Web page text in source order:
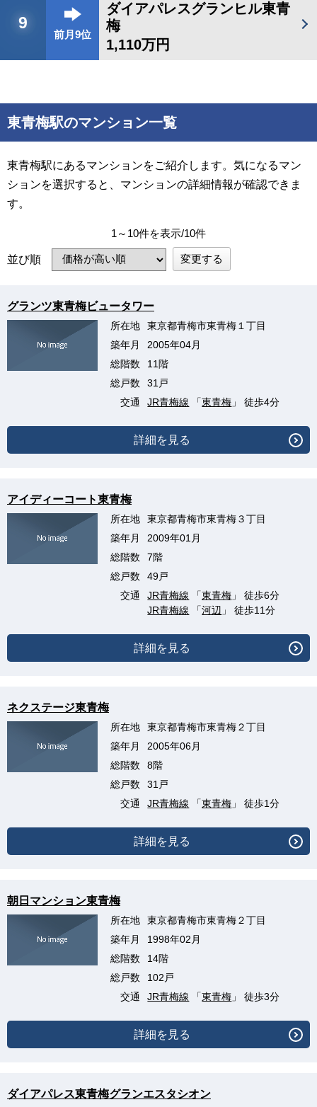
9
前月9位
ダイアパレスグランヒル東青
梅
1,110万円
東青梅駅のマンション一覧
東青梅駅にあるマンションをご紹介します。気になるマン
ションを選択すると、マンションの詳細情報が確認できま
す。
1～10件を表示/10件
並び順 変更する
グランツ東青梅ビュータワー
所在地
東京都青梅市東青梅１丁目
築年月
2005年04月
総階数
11階
総戸数
31戸
交通
JR青梅線 「東青梅 」 徒歩4分
詳細を見る
アイディーコート東青梅
所在地
東京都青梅市東青梅３丁目
築年月
2009年01月
総階数
7階
総戸数
49戸
交通
JR青梅線 「東青梅 」 徒歩6分
JR青梅線 「河辺 」 徒歩11分
詳細を見る
ネクステージ東青梅
所在地
東京都青梅市東青梅２丁目
築年月
2005年06月
総階数
8階
総戸数
31戸
交通
JR青梅線 「東青梅 」 徒歩1分
詳細を見る
朝日マンション東青梅
所在地
東京都青梅市東青梅２丁目
築年月
1998年02月
総階数
14階
総戸数
102戸
交通
JR青梅線 「東青梅 」 徒歩3分
詳細を見る
ダイアパレス東青梅グランエスタシオン